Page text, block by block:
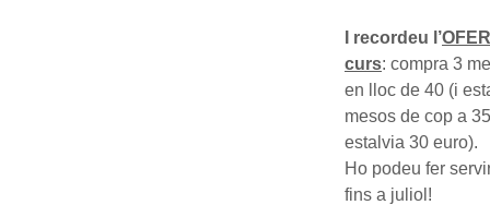
I recordeu l’
curs: compra 3
en lloc de 40 (i
mesos de cop a
estalvia 30 euro).
Ho podeu fer
fins a juliol!